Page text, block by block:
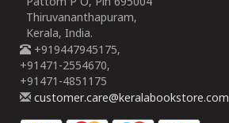
Pattom P O, Pin 695004
Thiruvananthapuram,
Kerala, India.
+919447945175,
+91471-2554670,
+91471-4851175
customer.care@keralabookstore.com